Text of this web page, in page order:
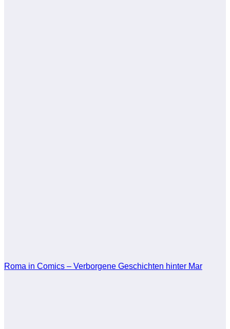
Roma in Comics – Verborgene Geschichten hinter Mar